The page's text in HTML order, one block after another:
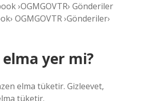
›OGMGOVTR› Gönderiler
OGMGOVTR ›Gönderiler›
yer mi?
elma tüketir. Gizleevet,
tüketir.